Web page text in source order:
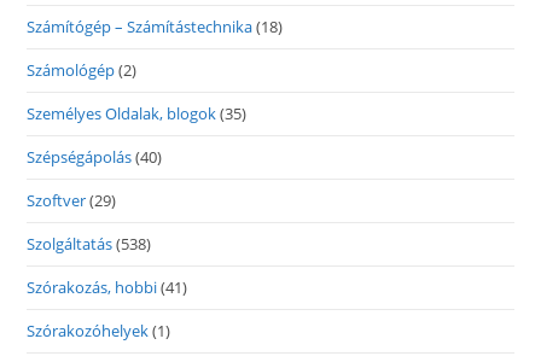
Számítógép – Számítástechnika(18)
Számológép(2)
Személyes Oldalak, blogok(35)
Szépségápolás(40)
Szoftver(29)
Szolgáltatás(538)
Szórakozás, hobbi(41)
Szórakozóhelyek(1)